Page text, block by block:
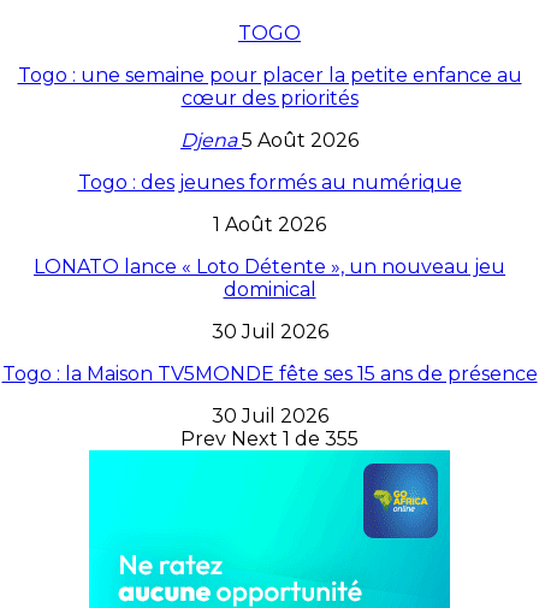
TOGO
Togo : une semaine pour placer la petite enfance au
cœur des priorités
Djena5 Août 2026
Togo : des jeunes formés au numérique
1 Août 2026
LONATO lance « Loto Détente », un nouveau jeu
dominical
30 Juil 2026
Togo : la Maison TV5MONDE fête ses 15 ans de présence
30 Juil 2026
Prev Next 1 de 355